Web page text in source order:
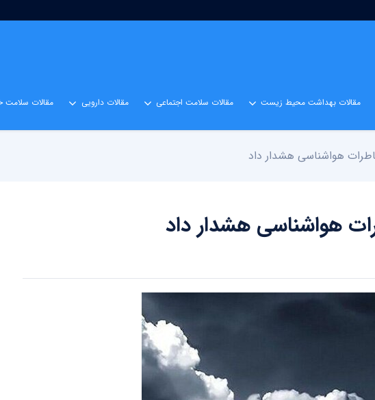
مقالات بهداشت محیط زیست مقالات سلامت اجتماعی مقالات دارویی مقالات سلامت
هواشناسی هشدار داد
هواشناسی هشدار داد